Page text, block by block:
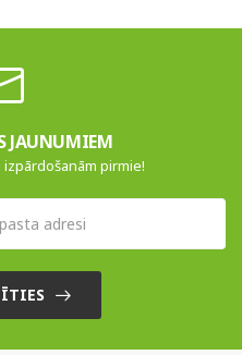
JAUNUMIEM
pirmie!